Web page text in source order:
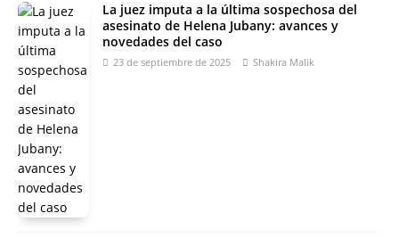
La juez imputa a la última sospechosa del
asesinato de Helena Jubany: avances y
novedades del caso
23 de septiembre de 2025 Shakira Malik